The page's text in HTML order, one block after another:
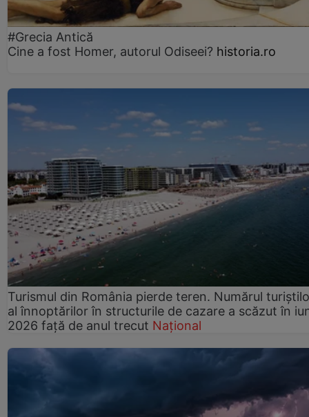
#Grecia Antică
Cine a fost Homer, autorul Odiseei? historia.ro
Turismul din România pierde teren. Numărul
al înnoptărilor în structurile de cazare a scăzut în
2026 față de anul trecut Național